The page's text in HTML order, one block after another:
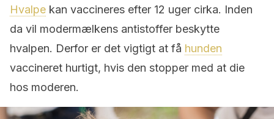
Hvalpe kan vaccineres efter 12 uger cirka. Inden
da vil modermælkens antistoffer beskytte
hvalpen. Derfor er det vigtigt at få hunden
vaccineret hurtigt, hvis den stopper med at die
hos moderen.